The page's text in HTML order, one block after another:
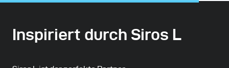
Inspiriert durch Siros L